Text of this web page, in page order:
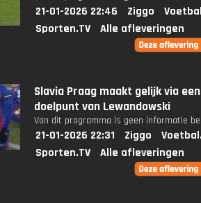
21-01-2026 22:46 Ziggo
Sporten.TV
Alle afleveringen
Slavia Praag maakt gelijk via
doelpunt van Lewandowski
Van dit programma is geen informatie
21-01-2026 22:31 Ziggo
Sporten.TV
Alle afleveringen